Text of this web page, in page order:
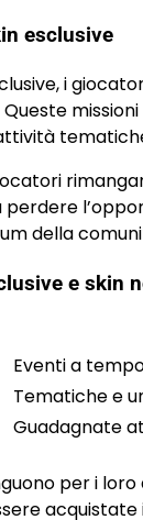
esclusive
i
della
e skin
Eventi a
Tematiche e
Guadagnate
per i